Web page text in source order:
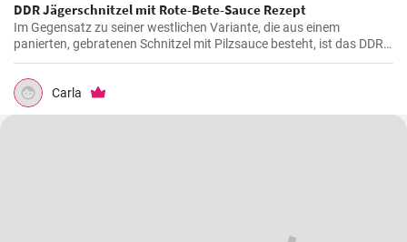
DDR Jägerschnitzel mit Rote-Bete-Sauce Rezept
Im Gegensatz zu seiner westlichen Variante, die aus einem
panierten, gebratenen Schnitzel mit Pilzsauce besteht, ist das DDR-
Jägerschnitzel ein paniertes Jagdwurstschnitzel mit
Tomatensauce. Ein deftiges und schnelles Gericht, das eine
Mahlzeit für die ganze Familie oder Freunde bietet.
Carla